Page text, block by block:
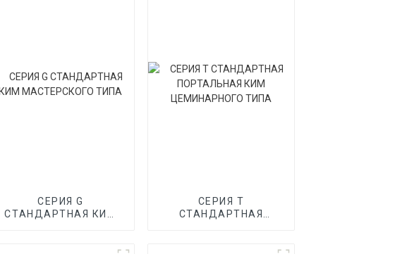
СЕРИЯ G
СТАНДАРТНАЯ КИМ
СЕРИЯ T
СТАНДАРТНАЯ